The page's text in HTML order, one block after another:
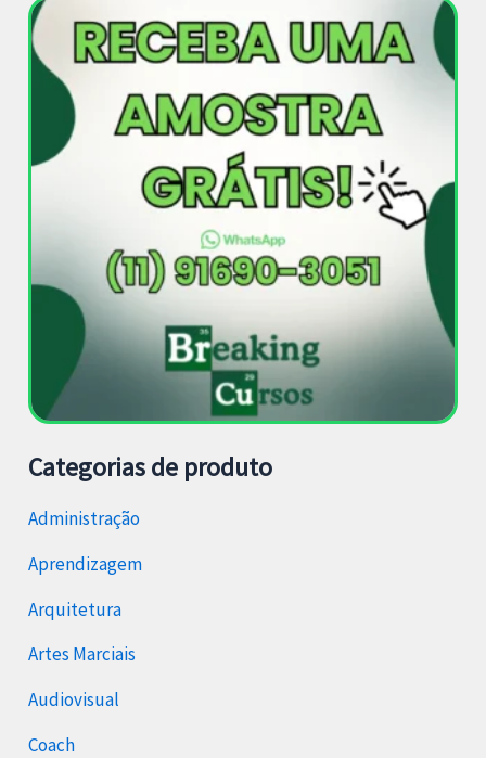
Categorias de produto
Administração
Aprendizagem
Arquitetura
Artes Marciais
Audiovisual
Coach